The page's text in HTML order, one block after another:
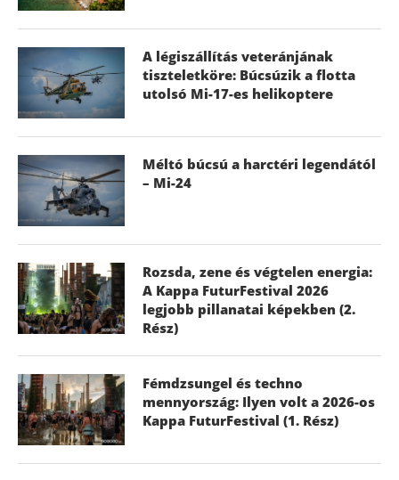
A légiszállítás veteránjának
tiszteletköre: Búcsúzik a flotta
utolsó Mi-17-es helikoptere
Méltó búcsú a harctéri legendától
– Mi-24
Rozsda, zene és végtelen energia:
A Kappa FuturFestival 2026
legjobb pillanatai képekben (2.
Rész)
Fémdzsungel és techno
mennyország: Ilyen volt a 2026-os
Kappa FuturFestival (1. Rész)